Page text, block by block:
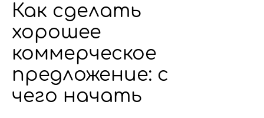
Как сделать
хорошее
коммерческое
предложение: с
чего начать